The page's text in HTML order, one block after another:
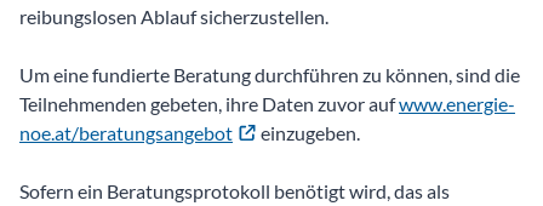
reibungslosen Ablauf sicherzustellen.
Um eine fundierte Beratung durchführen zu können, sind die
Teilnehmenden gebeten, ihre Daten zuvor aufwww.energie-
noe.at/beratungsangebot
einzugeben.
Sofern ein Beratungsprotokoll benötigt wird, das als